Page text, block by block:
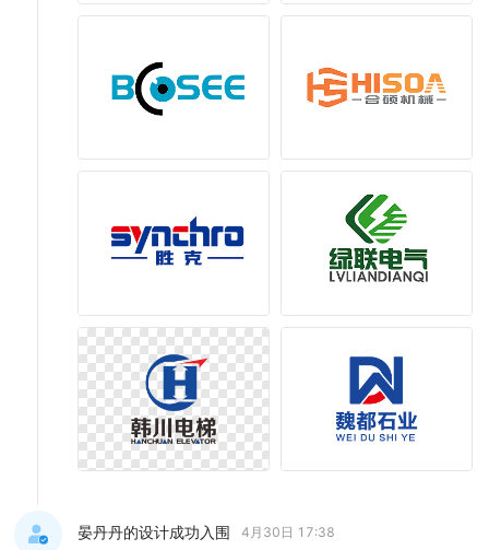
晏丹丹的设计成功入围 4月30日 17:38